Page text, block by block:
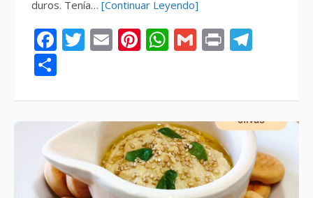
duros. Tenía… [Continuar Leyendo]
Facebook
Twitter
EmailPinterest
WhatsApp
Gmail
Print